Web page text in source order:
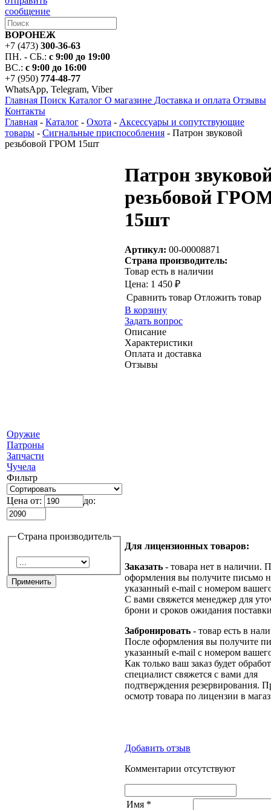
сообщение
ВОРОНЕЖ
+7 (473) 300-36-63
ПН. - СБ.: с 9:00 до 19:00
ВС.: с 9:00 до 16:00
+7 (950) 774-48-77
WhatsApp, Telegram, Viber
Главная Поиск Каталог О магазине Доставка и оплата Отзывы
Контакты
Главная - Каталог - Охота - Аксессуары и сопутствующие
товары - Сигнальные приспособления - Патрон звуковой
резьбовой ГРОМ 15шт
Оружие
Патроны
Запчасти
Чучела
Фильтр
Цена от: до:
Страна производитель
Патрон
резьбовой
15шт
Артикул: 00-00008871
Страна производитель:
Товар есть в наличии
Цена: 1 450 ₽
Сравнить товар Отложить товар
В корзину
Задать вопрос
Описание
Характеристики
Оплата и доставка
Отзывы
Для лицензионных товаров:
Заказать - товара нет в наличии.
оформления вы получите письмо
указанный e-mail с номером
С вами свяжется менеджер для
брони и сроков ожидания
Забронировать - товар есть в
После оформления вы получите
указанный e-mail с номером
Как только ваш заказ будет
специалист свяжется с вами для
подтверждения резервирования.
осмотр товара по лицензии в
Добавить отзыв
Комментарии отсутствуют
Имя *